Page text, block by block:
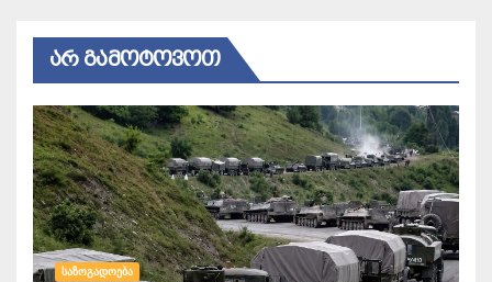
ᲐᲠ ᲒᲐᲛᲝᲢᲝᲕᲝᲗ
ᲡᲐᲖᲝᲒᲐᲓᲝᲔᲑᲐ